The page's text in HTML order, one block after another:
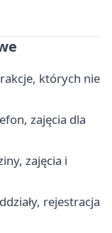
których nie
zajęcia dla
zajęcia i
rejestracja